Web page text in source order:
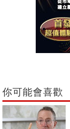
你可能會喜歡